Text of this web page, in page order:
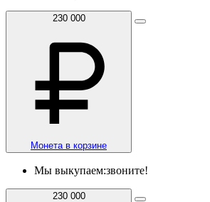
230 000
Монета в корзине
Мы выкупаем:звоните!
230 000